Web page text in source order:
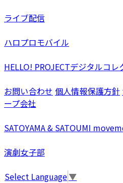
ライブ配信
ハロプロモバイル
HELLO! PROJECTデジタルコレ
お問い合わせ 個人情報保護方針
ープ会社
SATOYAMA & SATOUMI
演劇女子部
Select Language▼